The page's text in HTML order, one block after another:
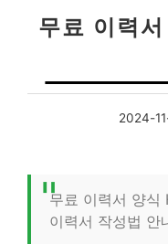
무료 이력
2024-
무료 이력서 양식
이력서 작성법 안